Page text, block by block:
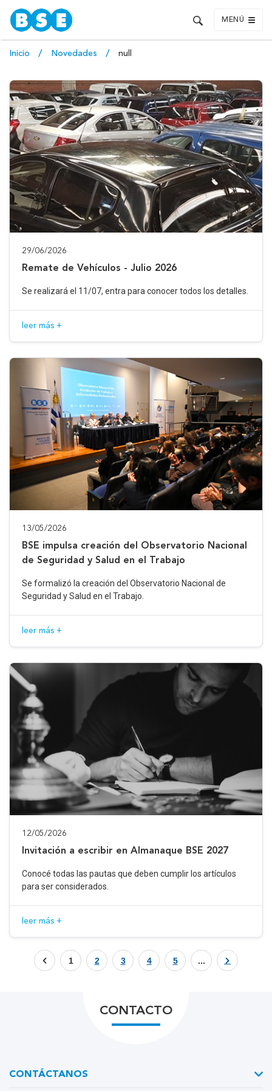
MENÚ
Inicio Novedades null
29/06/2026
Remate de Vehículos - Julio 2026
Se realizará el 11/07, entra para conocer todos los detalles.
leer más +
13/05/2026
BSE impulsa creación del Observatorio Nacional
de Seguridad y Salud en el Trabajo
Se formalizó la creación del Observatorio Nacional de
Seguridad y Salud en el Trabajo.
leer más +
12/05/2026
Invitación a escribir en Almanaque BSE 2027
Conocé todas las pautas que deben cumplir los artículos
para ser considerados.
leer más +
1 2 3 4 5 ...
CONTACTO
CONTÁCTANOS